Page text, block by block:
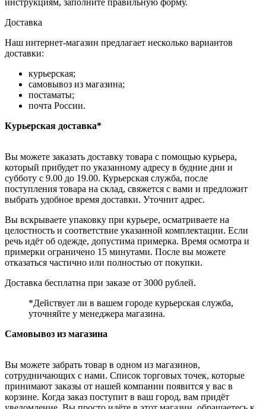
Доставка
Наш интернет-магазин предлагает несколько вариантов
доставки:
курьерская;
самовывоз из магазина;
постаматы;
почта России.
Курьерская доставка*
Вы можете заказать доставку товара с помощью курьера,
который прибудет по указанному адресу в будние дни и
субботу с 9.00 до 19.00. Курьерская служба, после
поступления товара на склад, свяжется с вами и предложит
выбрать удобное время доставки. Уточнит адрес.
Вы вскрываете упаковку при курьере, осматриваете на
целостность и соответствие указанной комплектации. Если
речь идёт об одежде, допустима примерка. Время осмотра и
примерки ограничено 15 минутами. После вы можете
отказаться частично или полностью от покупки.
Доставка бесплатна при заказе от 3000 рублей.
*Действует ли в вашем городе курьерская служба,
уточняйте у менеджера магазина.
Самовывоз из магазина
Вы можете забрать товар в одном из магазинов,
сотрудничающих с нами. Список торговых точек, которые
принимают заказы от нашей компании появится у вас в
корзине. Когда заказ поступит в ваш город, вам придёт